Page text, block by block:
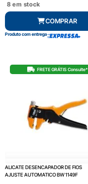
8 em stock
COMPRAR
Produto com entrega
FRETE GRÁTIS Consulte*
ALICATE DESENCAPADOR DE FIOS
AJUSTE AUTOMATICO BW 1149F